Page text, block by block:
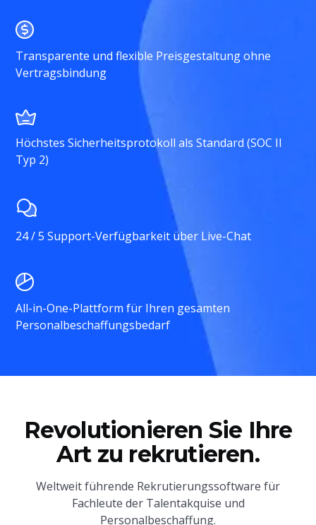
Transparente und flexible Preisgestaltung ohne
Vertragsbindung
Höchstes Sicherheitsprotokoll als Standard (SOC II
Typ 2)
24 / 5 Support-Verfügbarkeit über Live-Chat
All-in-One-Plattform für Ihren gesamten
Personalbeschaffungsbedarf
Revolutionieren Sie Ihre
Art zu rekrutieren.
Weltweit führende Rekrutierungssoftware für
Fachleute der Talentakquise und
Personalbeschaffung.